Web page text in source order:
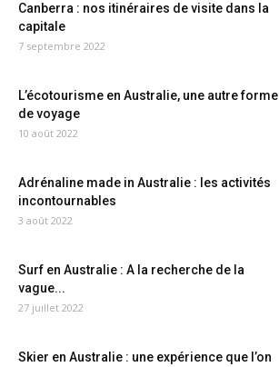
Canberra : nos itinéraires de visite dans la
capitale
7 septembre 2022
L’écotourisme en Australie, une autre forme
de voyage
10 août 2022
Adrénaline made in Australie : les activités
incontournables
3 août 2022
Surf en Australie : A la recherche de la
vague...
27 juillet 2022
Skier en Australie : une expérience que l’on